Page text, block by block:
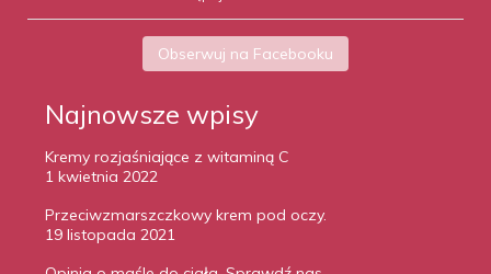
Obserwuj na Facebooku
Najnowsze wpisy
Kremy rozjaśniające z witaminą C
1 kwietnia 2022
Przeciwzmarszczkowy krem pod oczy.
19 listopada 2021